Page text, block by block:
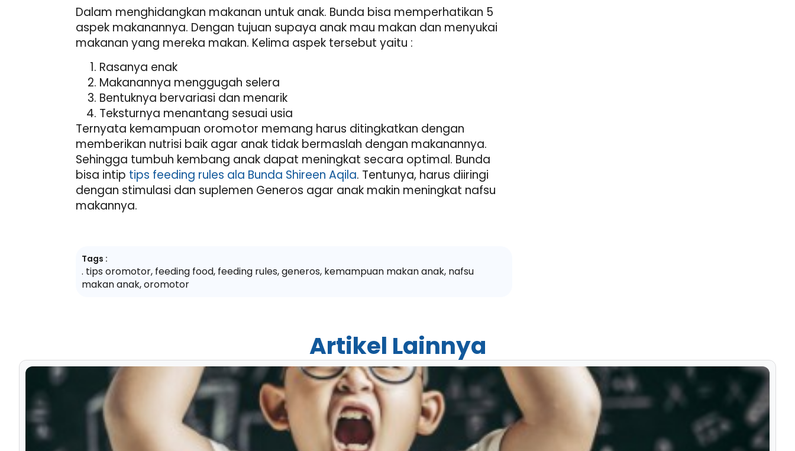
Dalam menghidangkan makanan untuk anak. Bunda bisa memperhatikan 5
aspek makanannya. Dengan tujuan supaya anak mau makan dan menyukai
makanan yang mereka makan. Kelima aspek tersebut yaitu :
Rasanya enak
Makanannya menggugah selera
Bentuknya bervariasi dan menarik
Teksturnya menantang sesuai usia
Ternyata kemampuan oromotor memang harus ditingkatkan dengan
memberikan nutrisi baik agar anak tidak bermaslah dengan makanannya.
Sehingga tumbuh kembang anak dapat meningkat secara optimal. Bunda
bisa intip tips feeding rules ala Bunda Shireen Aqila. Tentunya, harus diiringi
dengan stimulasi dan suplemen Generos agar anak makin meningkat nafsu
makannya.
Tags :
. tips oromotor, feeding food, feeding rules,generos, kemampuan makan anak, nafsu
makan anak,oromotor
Artikel Lainnya